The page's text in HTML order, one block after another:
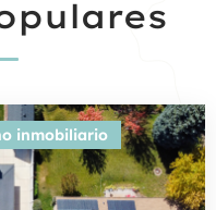
inmobiliario